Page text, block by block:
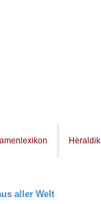
Heraldik
aller Welt